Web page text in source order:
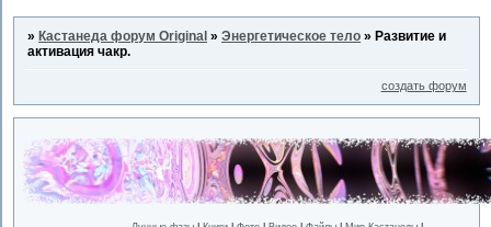
» Кастанеда форум Original »Энергетическое тело » Развитие и
активация чакр.
создать форум